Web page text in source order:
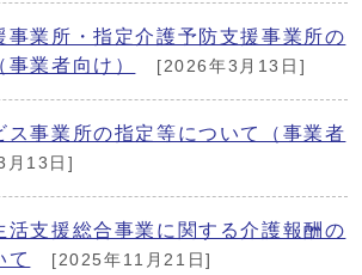
事業所・指定介護予防支援事業所の
業者向け）
[2026年3月13日]
ス事業所の指定等について（事業者
月13日]
活支援総合事業に関する介護報酬の
て
[2025年11月21日]